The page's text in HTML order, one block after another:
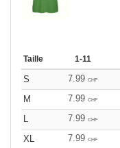
Taille 1-11
S 7.99 CHF
M
7.99 CHF
L
7.99 CHF
XL
7.99 CHF